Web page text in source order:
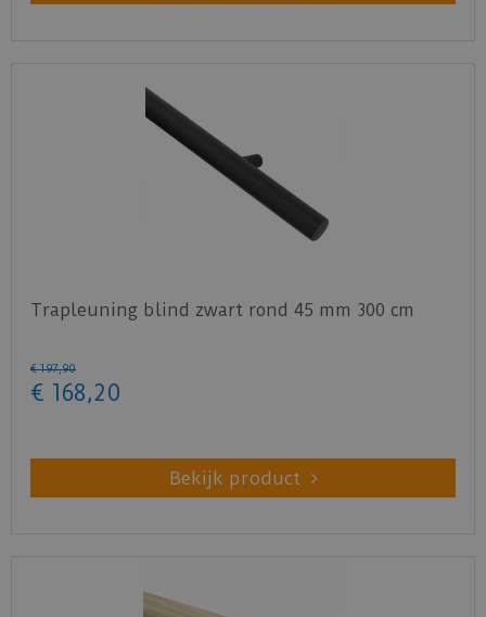
Trapleuning blind zwart rond 45 mm 300 cm
€ 197,90
€ 168,20
Bekijk product